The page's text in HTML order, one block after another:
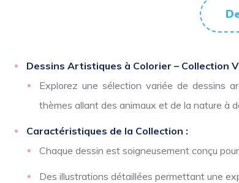
Dessins Artistiques à Colorier – Collection
Explorez une sélection variée de dessins
thèmes allant des animaux et de la nature à
Caractéristiques de la Collection :
Chaque dessin est soigneusement conçu
Des illustrations détaillées permettant une